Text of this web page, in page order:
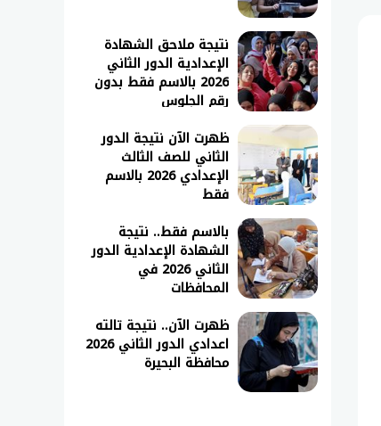
نتيجة ملاحق الشهادة
الإعدادية الدور الثاني
2026 بالاسم فقط بدون
رقم الجلوس
ظهرت الآن نتيجة الدور
الثاني للصف الثالث
الإعدادي 2026 بالاسم
فقط
بالاسم فقط.. نتيجة
الشهادة الإعدادية الدور
الثاني 2026 في
المحافظات
ظهرت الآن.. نتيجة تالته
اعدادي الدور الثاني 2026
محافظة البحيرة